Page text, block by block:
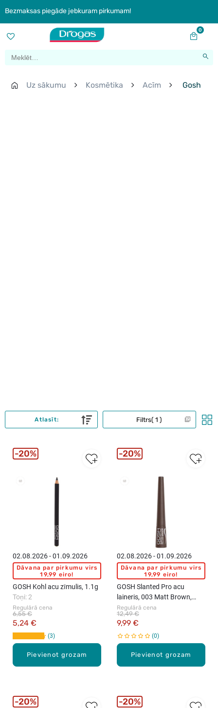
Bezmaksas piegāde jebkuram pirkumam!
0
Uz sākumu Kosmētika Acīm Gosh
Filtrs 1
Atlasīt:
Pievienot grozam
02.08.2026 - 01.09.2026
Dāvana par pirkumu virs
19,99 eiro!
GOSH Kohl acu zīmulis, 1.1g
Regulārā cena
5,24 €
6,55 €
Toņi: 2
3
20%
Pievienot grozam
02.08.2026 - 01.09.2026
Dāvana par pirkumu virs
19,99 eiro!
GOSH Slanted Pro acu
laineris, 003 Matt Brown,
2.5ml
Regulārā cena
9,99 €
12,49 €
0
20%
20% 20%